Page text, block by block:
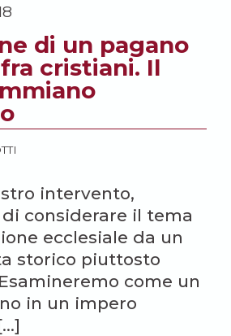
di un pagano
cristiani. Il
intervento,
considerare il tema
ecclesiale da un
storico piuttosto
come un
in un impero